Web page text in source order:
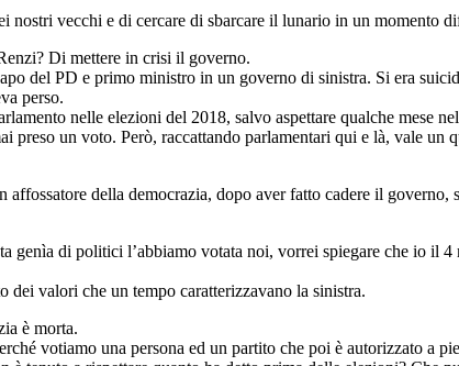
nostri vecchi e di cercare di sbarcare il lunario in un momento
Di mettere in crisi il governo.
del PD e primo ministro in un governo di sinistra. Si era
perso.
nelle elezioni del 2018, salvo aspettare qualche mese
preso un voto. Però, raccattando parlamentari qui e là, vale
affossatore della democrazia, dopo aver fatto cadere il
genìa di politici l’abbiamo votata noi, vorrei spiegare che io il
valori che un tempo caratterizzavano la sinistra.
è morta.
votiamo una persona ed un partito che poi è autorizzato a